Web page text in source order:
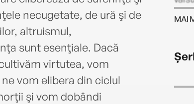
necugetate, de ură şi de
altruismul,
sunt esenţiale. Dacă
virtutea, vom
vom elibera din ciclul
şi vom dobândi
ani.
MAI